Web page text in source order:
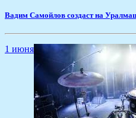
Вадим Самойлов создаст на
1 июня